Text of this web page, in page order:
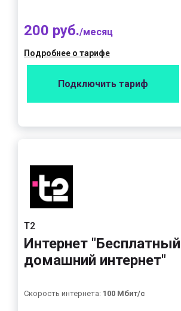
200 руб./месяц
Подробнее о тарифе
Подключить тариф
Т2
Интернет "Бесплатный
домашний интернет"
Скорость интернета: 100 Мбит/с